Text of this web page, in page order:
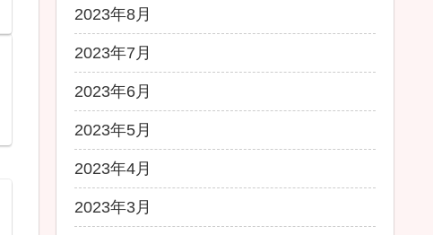
2023年8月
2023年7月
2023年6月
2023年5月
2023年4月
2023年3月